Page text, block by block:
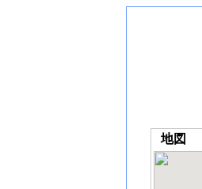
地図